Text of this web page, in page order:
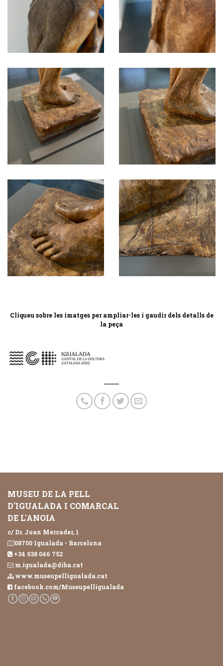
Cliqueu sobre les imatges per ampliar-les i gaudir dels detalls de
la peça
MUSEU DE LA PELL
D'IGUALADA I COMARCAL
DE L'ANOIA
c/ Dr. Joan Mercader, 1
08700 Igualada - Barcelona
+34 938 046 752
m.igualada@diba.cat
www.museupelligualada.cat
facebook.com/Museupelligualada